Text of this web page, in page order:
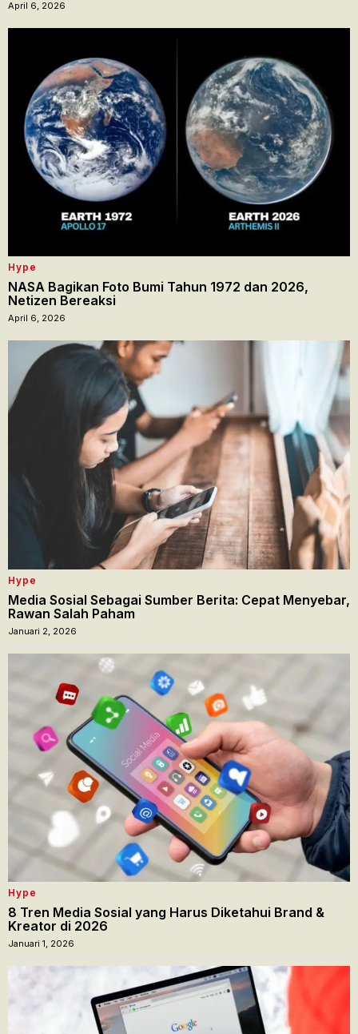
April 6, 2026
Hype
NASA Bagikan Foto Bumi Tahun 1972 dan 2026,
Netizen Bereaksi
April 6, 2026
Hype
Media Sosial Sebagai Sumber Berita: Cepat Menyebar,
Rawan Salah Paham
Januari 2, 2026
Hype
8 Tren Media Sosial yang Harus Diketahui Brand &
Kreator di 2026
Januari 1, 2026